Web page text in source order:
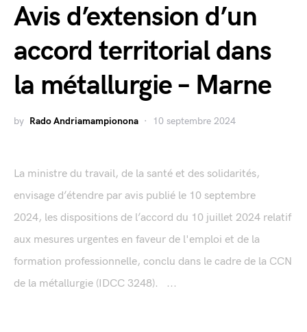
Avis d’extension d’un
accord territorial dans
la métallurgie – Marne
by Rado Andriamampionona 10 septembre 2024
La ministre du travail, de la santé et des solidarités,
envisage d’étendre par avis publié le 10 septembre
2024, les dispositions de l’accord du 10 juillet 2024 relatif
aux mesures urgentes en faveur de l'emploi et de la
formation professionnelle, conclu dans le cadre de la CCN
de la métallurgie (IDCC 3248). ...